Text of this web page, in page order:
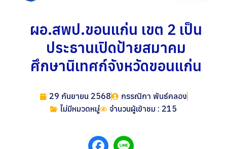
ผอ.สพป.ขอนแก่น เขต 2 เป็น
ประธานเปิดป้ายสมาคม
ศึกษานิเทศก์จังหวัดขอนแก่น
29 กันยายน 2568
กรรณิกา พันธ์คลอง
ไม่มีหมวดหมู่
จำนวนผู้เข้าชม : 215